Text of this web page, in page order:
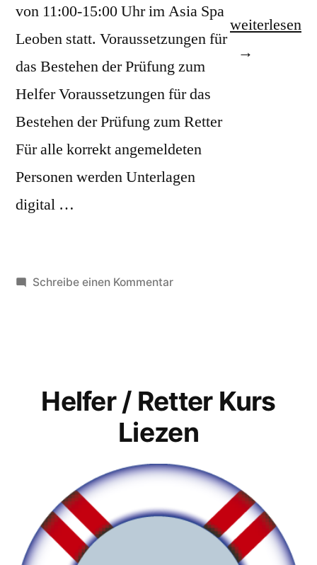
von 11:00-15:00 Uhr im Asia Spa
Leoben statt. Voraussetzungen für
das Bestehen der Prüfung zum
Helfer Voraussetzungen für das
Bestehen der Prüfung zum Retter
Für alle korrekt angemeldeten
Personen werden Unterlagen
digital …
„Helfer-/
Leoben
weiterlesen
Schreibe einen Kommentarzu
Helfer / Retter Kurs
Liezen